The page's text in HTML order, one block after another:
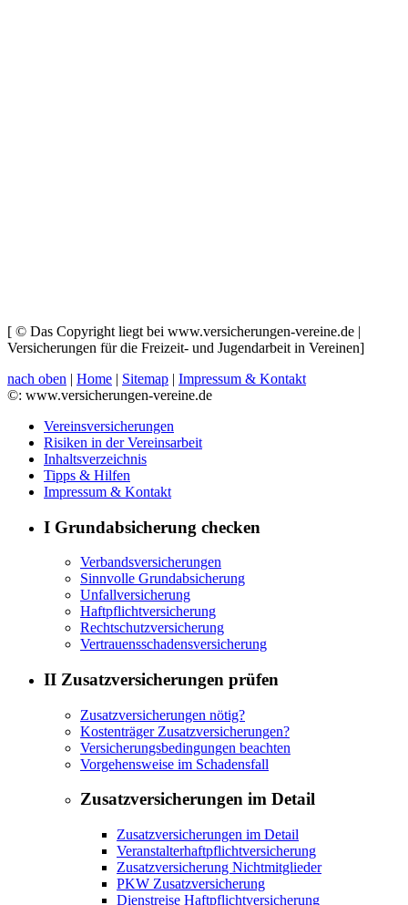
[ © Das Copyright liegt bei www.versicherungen-vereine.de |
Versicherungen für die Freizeit- und Jugendarbeit in Vereinen]
nach oben | Home | Sitemap | Impressum & Kontakt
©: www.versicherungen-vereine.de
Vereinsversicherungen
Risiken in der Vereinsarbeit
Inhaltsverzeichnis
Tipps & Hilfen
Impressum & Kontakt
I Grundabsicherung checken
Verbandsversicherungen
Sinnvolle Grundabsicherung
Unfallversicherung
Haftpflichtversicherung
Rechtschutzversicherung
Vertrauensschadensversicherung
II Zusatzversicherungen prüfen
Zusatzversicherungen nötig?
Kostenträger Zusatzversicherungen?
Versicherungsbedingungen beachten
Vorgehensweise im Schadensfall
Zusatzversicherungen im Detail
Zusatzversicherungen im Detail
Veranstalterhaftpflichtversicherung
Zusatzversicherung Nichtmitglieder
PKW Zusatzversicherung
Dienstreise Haftpflichtversicherung